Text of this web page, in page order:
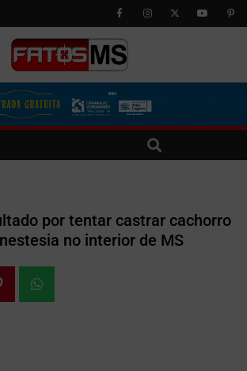
por tentar castrar cachorro
no interior de MS